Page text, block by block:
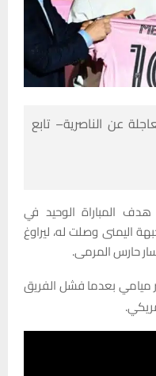
عن الناصرية– تابع
المباراة الوحيد في
الجبهة اليمنى وصلت له، ليراوغ
حارس المرمى.
ميامي بعدما فشل الفريق